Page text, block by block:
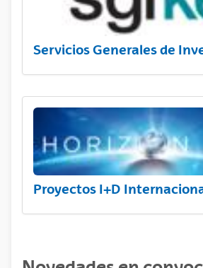
Servicios Generales de
Proyectos I+D